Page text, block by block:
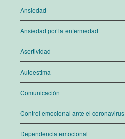
Ansiedad
Ansiedad por la enfermedad
Asertividad
Autoestima
Comunicación
Control emocional ante el coronavirus
Dependencia emocional